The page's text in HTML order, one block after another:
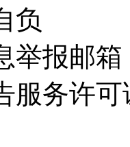
负
举报邮箱
务许可